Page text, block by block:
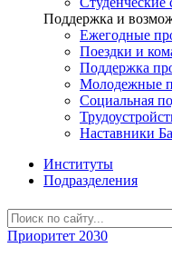
Поддержка и
Ежегодные
Поездки и
Поддержка
Молодежные
Социальная
Наставники
Институты
Подразделения
Приоритет 2030